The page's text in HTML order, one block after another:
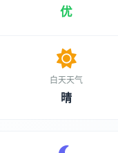
优
白天天气
晴